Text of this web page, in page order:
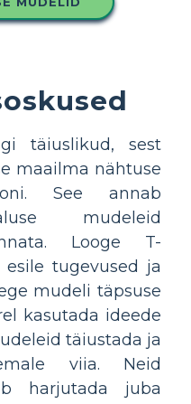
täiuslikud, sest
maailma nähtuse
See annab
mudeleid
Looge T-
tugevused ja
mudeli täpsuse
kasutada ideede
täiustada ja
viia. Neid
harjutada juba